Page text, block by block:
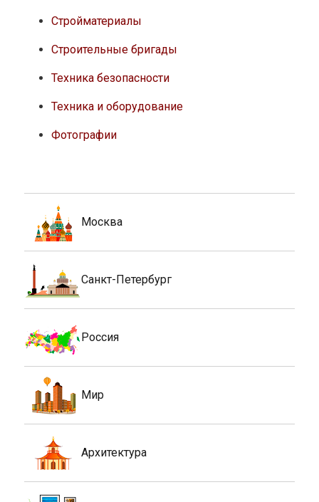
Стройматериалы
Строительные бригады
Техника безопасности
Техника и оборудование
Фотографии
Москва
Санкт-Петербург
Россия
Мир
Архитектура